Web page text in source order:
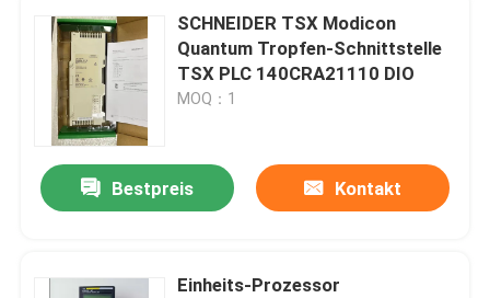
SCHNEIDER TSX Modicon
Quantum Tropfen-Schnittstelle
TSX PLC 140CRA21110 DIO
MOQ：1
Bestpreis Kontakt
Einheits-Prozessor